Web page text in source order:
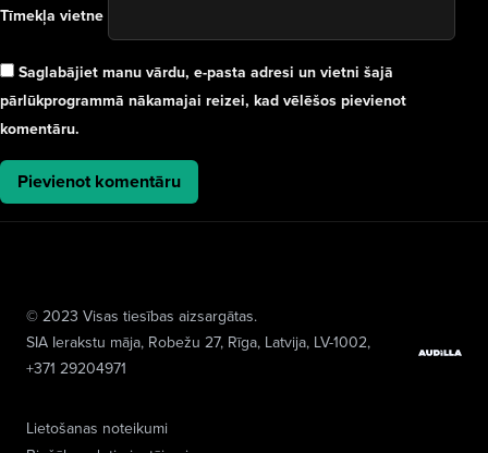
Tīmekļa vietne
Saglabājiet manu vārdu, e-pasta adresi un vietni šajā
pārlūkprogrammā nākamajai reizei, kad vēlēšos pievienot
komentāru.
Lietošanas noteikumi
© 2023 Visas tiesības aizsargātas.
SIA Ierakstu māja, Robežu 27, Rīga, Latvija, LV-1002,
+371 29204971